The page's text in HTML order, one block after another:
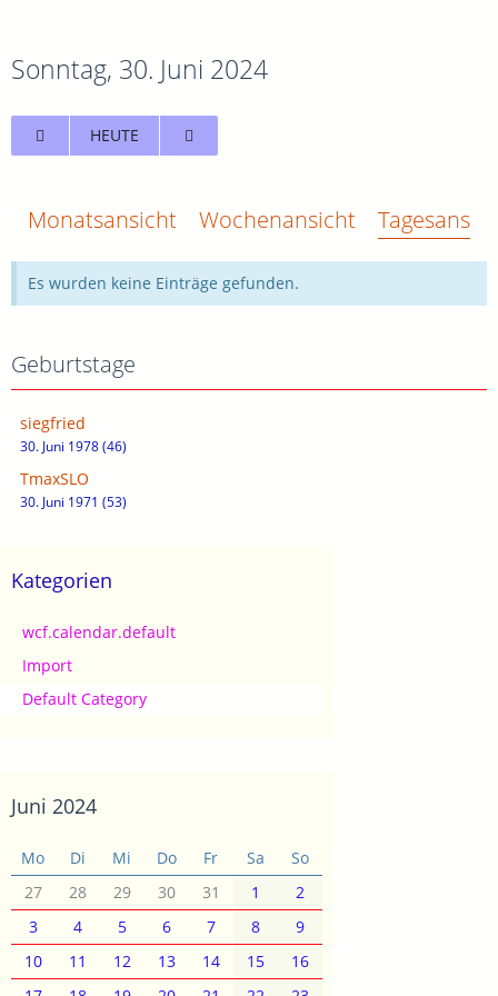
Sonntag, 30. Juni 2024
HEUTE
Monatsansicht Wochenansicht
Es wurden keine Einträge gefunden.
Geburtstage
siegfried
30. Juni 1978 (46)
TmaxSLO
30. Juni 1971 (53)
Kategorien
wcf.calendar.default
Import
Default Category
Juni 2024
Mo Di Mi Do Fr Sa
So
27
28 29 30 31 1
2
3
4 5 6 7 8
9
10
11 12 13 14 15
16